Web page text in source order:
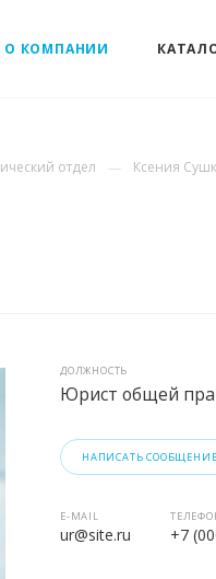
О КОМПАНИИ
отдел Ксения
ДОЛЖНОСТЬ
Юрист общей
НАПИСАТЬ СООБЩЕНИЕ
E-MAIL
ur@site.ru +7